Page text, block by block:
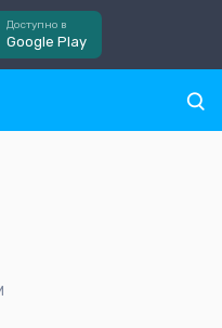
Доступно в
Google Play